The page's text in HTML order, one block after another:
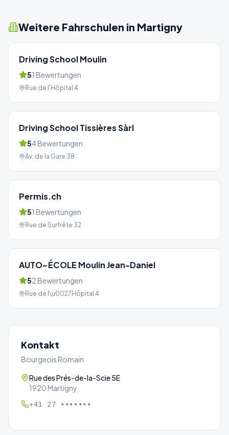
Weitere Fahrschulen in Martigny
Driving School Moulin
51 Bewertungen
Rue de l'Hôpital 4
Driving School Tissières Sàrl
54Bewertungen
Av. de la Gare 38
Permis.ch
51 Bewertungen
Rue de Surfrête 32
AUTO~ÉCOLE Moulin Jean-Daniel
52 Bewertungen
Rue de l\u0027Hôpital 4
Kontakt
Bourgeois Romain
Rue des Prés-de-la-Scie 5E
1920 Martigny
+41 27 •••••••